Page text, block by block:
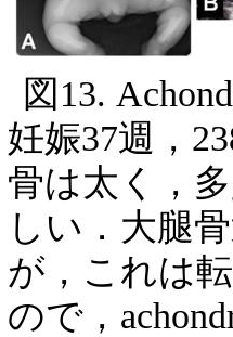
図13.
妊娠37週，
骨は太く，
しい．大腿
が，これは
ので，